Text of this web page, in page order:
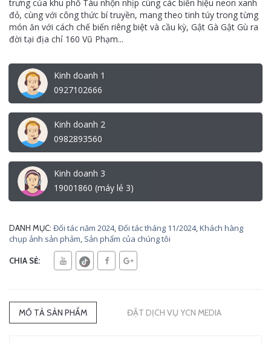
trưng của khu phố Tàu nhộn nhịp cùng các biển hiệu neon xanh
đỏ, cùng với công thức bí truyền, mang theo tinh túy trong từng
món ăn với cách chế biến riêng biệt và cầu kỳ, Gật Gà Gật Gù ra
đời tại địa chỉ 160 Vũ Phạm...
Kinh doanh 1
0927102666
Kinh doanh 2
0982893560
Kinh doanh 3
19001860 (máy lẻ 3)
DANH MỤC: Đối tác năm 2024,Đối tác tháng 11/2024,Khách hàng
chụp ảnh sản phảm, Sản phẩm của chúng tôi
CHIA SẺ:
MÔ TẢ SẢN PHẨM ĐẶT DỊCH VỤ YCN MEDIA